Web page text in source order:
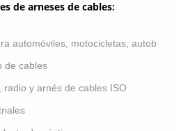
de arneses de cables:
automóviles, motocicletas,
de cables
y arnés de cables ISO